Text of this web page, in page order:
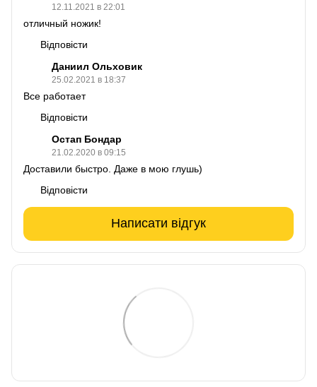
12.11.2021 в 22:01
отличный ножик!
Відповісти
Даниил Ольховик
25.02.2021 в 18:37
Все работает
Відповісти
Остап Бондар
21.02.2020 в 09:15
Доставили быстро. Даже в мою глушь)
Відповісти
Написати відгук